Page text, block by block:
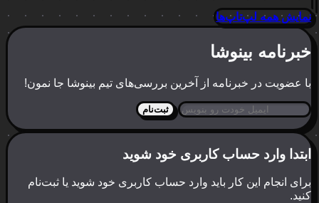
نمایش همه لپ‌تاپ‌ها
خبرنامه بینوشا
با عضویت در خبرنامه از آخرین بررسی‌های تیم بینوشا جا نمون!
ثبت‌نام
ابتدا وارد حساب کاربری خود شوید
برای انجام این کار باید وارد حساب کاربری خود شوید یا ثبت‌نام
کنید.